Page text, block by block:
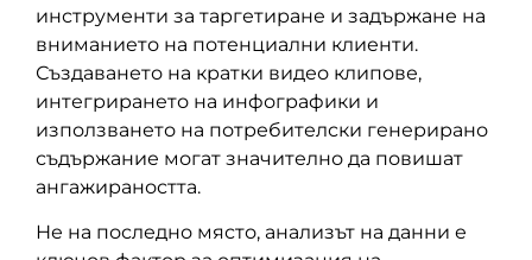
инструменти за таргетиране и задържане на
вниманието на потенциални клиенти.
Създаването на кратки видео клипове,
интегрирането на инфографики и
използването на потребителски генерирано
съдържание могат значително да повишат
ангажираността.
Не на последно място, анализът на данни е